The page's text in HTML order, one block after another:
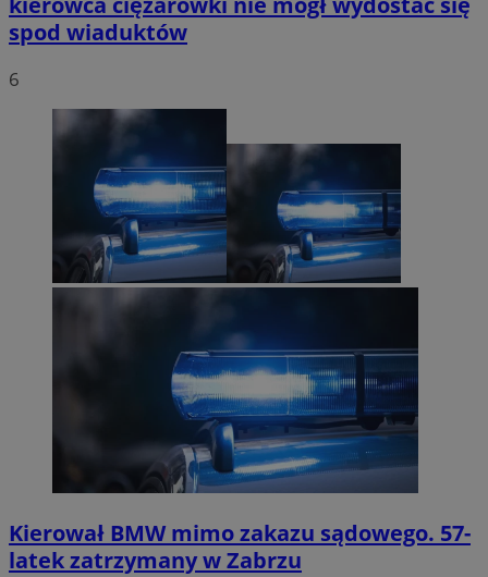
spod wiaduktów
6
Kierował BMW mimo zakazu sądowego. 57-
latek zatrzymany w Zabrzu